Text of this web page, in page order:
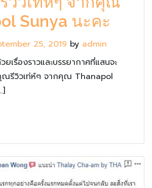
Sunya นะคะ
25, 2019 by admin
ยเรื่องราวและบรรยากาศที่แสนจะ
รีวิวเท่ห์ๆ จากคุณ Thanapol